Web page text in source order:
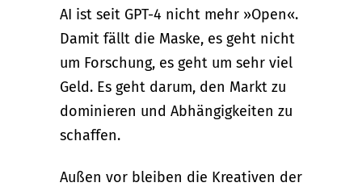
AI ist seit GPT-4 nicht mehr »Open«.
Damit fällt die Maske, es geht nicht
um Forschung, es geht um sehr viel
Geld. Es geht darum, den Markt zu
dominieren und Abhängigkeiten zu
schaffen.
Außen vor bleiben die Kreativen der